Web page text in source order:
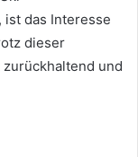
ist das Interesse
dieser
und